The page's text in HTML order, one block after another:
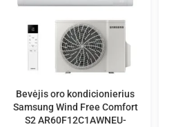
Bevėjis oro kondicionierius
Samsung Wind Free Comfort
S2 AR60F12C1AWNEU-